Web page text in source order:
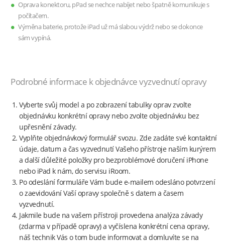
Oprava konektoru, pPad se nechce nabíjet nebo špatně komunikuje s
počítačem.
Výměna baterie, protože iPad už má slabou výdrž nebo se dokonce
sám vypíná.
Podrobné informace k objednávce vyzvednutí opravy
Vyberte svůj model a po zobrazení tabulky oprav zvolte
objednávku konkrétní opravy nebo zvolte objednávku bez
upřesnění závady.
Vyplňte objednávkový formulář svozu. Zde zadáte své kontaktní
údaje, datum a čas vyzvednutí Vašeho přístroje naším kurýrem
a další důležité položky pro bezproblémové doručení iPhone
nebo iPad k nám, do servisu iRoom.
Po odeslání formuláře Vám bude e-mailem odesláno potvrzení
o zaevidování Vaší opravy společně s datem a časem
vyzvednutí.
Jakmile bude na vašem přístroji provedena analýza závady
(zdarma v případě opravy) a vyčíslena konkrétní cena opravy,
náš technik Vás o tom bude informovat a domluvíte se na